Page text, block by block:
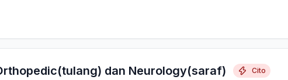
dan Neurology(saraf) Cito